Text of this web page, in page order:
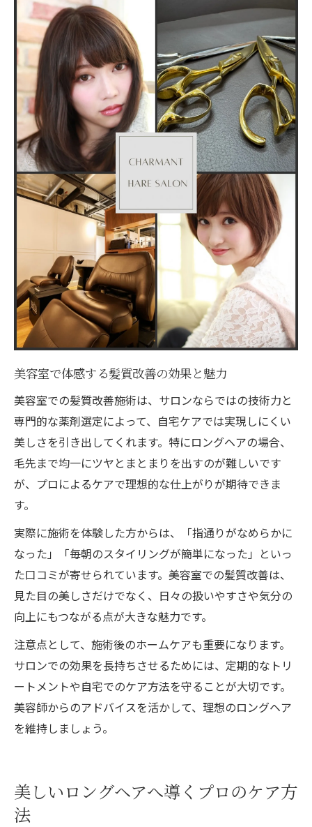
美容室で体感する髪質改善の効果と魅力
美容室での髪質改善施術は、サロンならではの技術力と
専門的な薬剤選定によって、自宅ケアでは実現しにくい
美しさを引き出してくれます。特にロングヘアの場合、
毛先まで均一にツヤとまとまりを出すのが難しいです
が、プロによるケアで理想的な仕上がりが期待できま
す。
実際に施術を体験した方からは、「指通りがなめらかに
なった」「毎朝のスタイリングが簡単になった」といっ
た口コミが寄せられています。美容室での髪質改善は、
見た目の美しさだけでなく、日々の扱いやすさや気分の
向上にもつながる点が大きな魅力です。
注意点として、施術後のホームケアも重要になります。
サロンでの効果を長持ちさせるためには、定期的なトリ
ートメントや自宅でのケア方法を守ることが大切です。
美容師からのアドバイスを活かして、理想のロングヘア
を維持しましょう。
美しいロングヘアへ導くプロのケア方
法